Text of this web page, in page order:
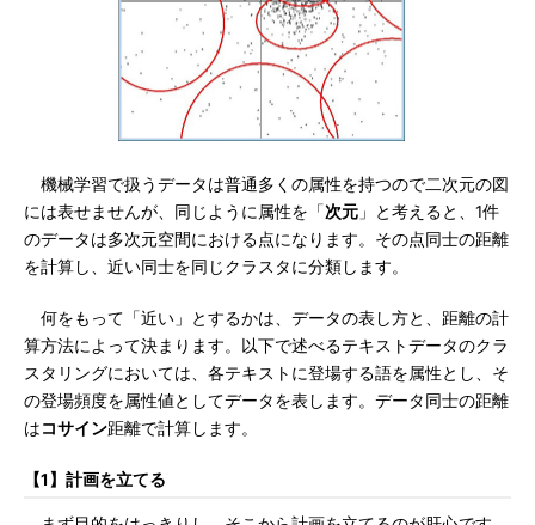
機械学習で扱うデータは普通多くの属性を持つので二次元の図
には表せませんが、同じように属性を「次元 」と考えると、1件
のデータは多次元空間における点になります。その点同士の距離
を計算し、近い同士を同じクラスタに分類します。
何をもって「近い」とするかは、データの表し方と、距離の計
算方法によって決まります。以下で述べるテキストデータのクラ
スタリングにおいては、各テキストに登場する語を属性とし、そ
の登場頻度を属性値としてデータを表します。データ同士の距離
はコサイン距離で計算します。
【1】計画を立てる